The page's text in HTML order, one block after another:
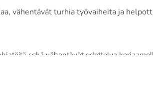
vähentävät turhia työvaiheita ja
sekä vähentävät odottelua